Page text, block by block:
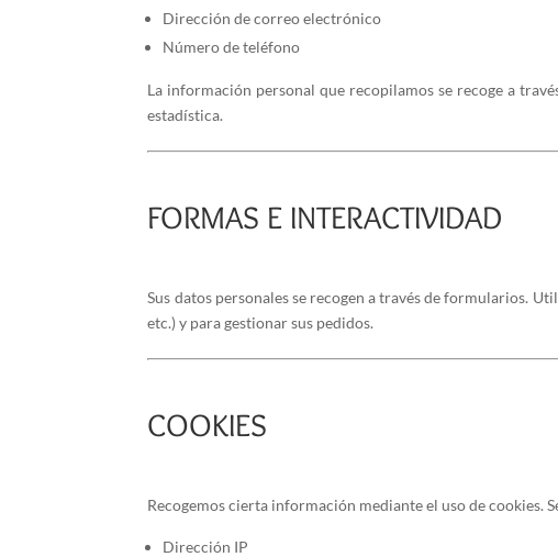
Dirección de correo electrónico
Número de teléfono
La información personal que recopilamos se recoge a
estadística.
FORMAS E INTERACTIVIDAD
Sus datos personales se recogen a través de formularios.
etc.) y para gestionar sus pedidos.
COOKIES
Recogemos cierta información mediante el uso de
Dirección IP